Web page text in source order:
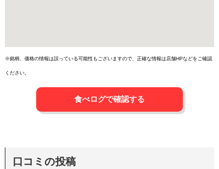
※銘柄、価格の情報は誤っている可能性もございますので、正確な情報は店舗HPなどをご確認
ください。
食べログで確認する
口コミの投稿